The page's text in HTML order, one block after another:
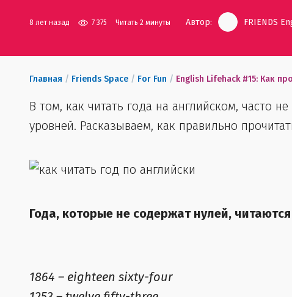
8 лет назад 7 375 Читать 2 минуты Автор: FRIENDS
Главная / Friends Space / For Fun / English Lifehack #15: Как
В том, как читать года на английском, часто
уровней. Расказываем, как правильно
Года, которые не содержат нулей,
1864 – eighteen sixty-four